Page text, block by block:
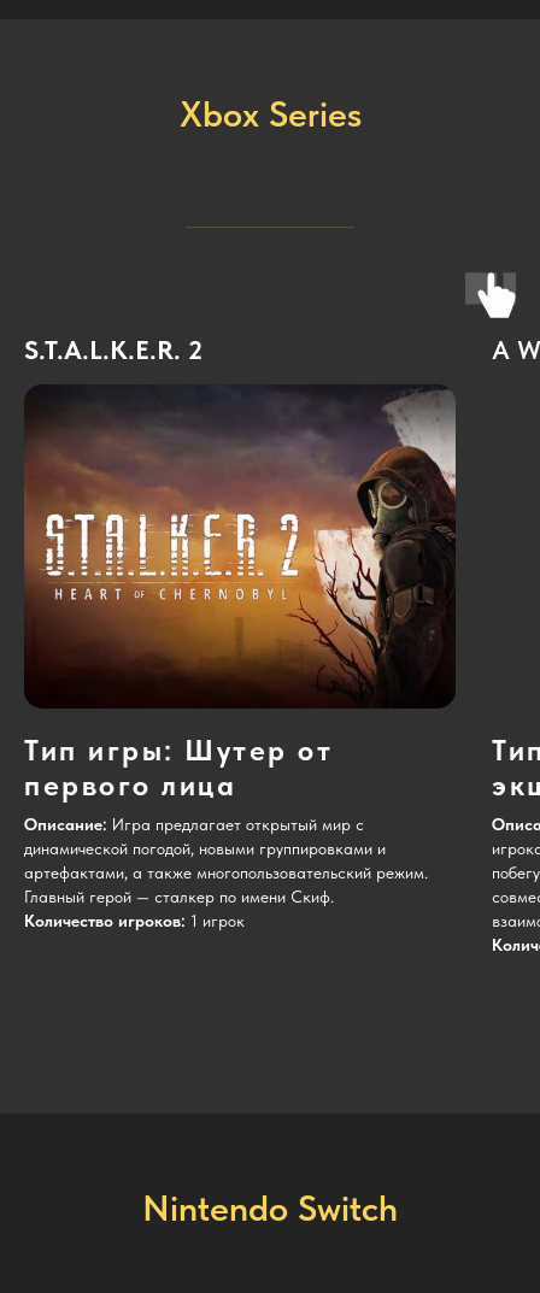
Xbox Series
S.T.A.L.K.E.R. 2
Тип игры: Шутер от
первого лица
Описание: Игра предлагает открытый мир с
динамической погодой, новыми группировками и
артефактами, а также многопользовательский режим.
Главный герой — сталкер по имени Скиф.
Количество игроков: 1 игрок
A
Nintendo Switch